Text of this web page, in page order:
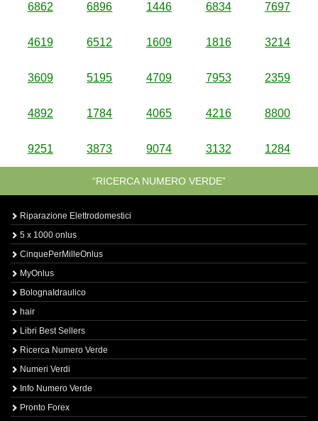
6862 6896 1446 6834 7697
4619 6512 1609 1816 3214
3609 5195 4709 7953 2359
4892 1784 4065 4216 8800
9251 3873 9074 3132 1284
“RICERCA NUMERO VERDE”
Riparazione Elettrodomestici
5 x 1000 onlus
CinquePerMilleOnlus
MyOnlus
BolognaIdraulico
hair
Libri Best Sellers
Ricerca Numero Verde
Numeri Verdi
Info Numero Verde
Pronto Forex